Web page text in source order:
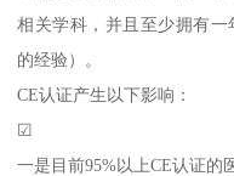
相关学科，并且至少拥有
的经验）。
CE认证产生以下影响：
☑
一是目前95%以上CE认证的